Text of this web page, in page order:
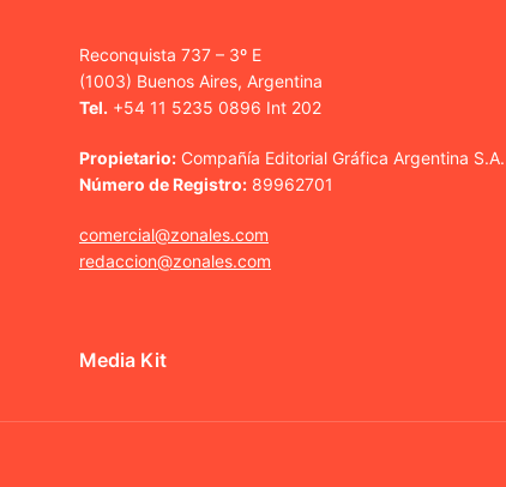
Reconquista 737 – 3º E
(1003) Buenos Aires, Argentina
Tel. +54 11 5235 0896 Int 202
Propietario: Compañía Editorial Gráfica Argentina S.A.
Número de Registro: 89962701
comercial@zonales.com
redaccion@zonales.com
Media Kit